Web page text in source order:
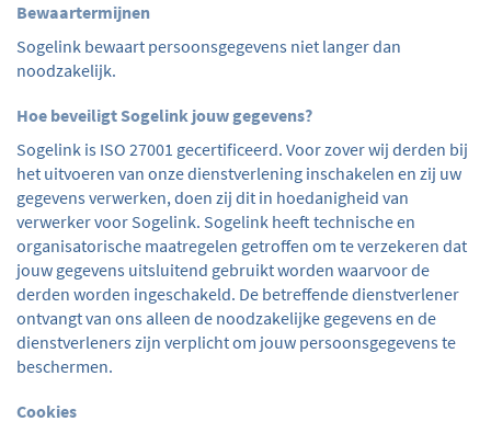
Bewaartermijnen
Sogelink bewaart persoonsgegevens niet langer dan
noodzakelijk.
Hoe beveiligt Sogelink jouw gegevens?
Sogelink is ISO 27001 gecertificeerd. Voor zover wij derden bij
het uitvoeren van onze dienstverlening inschakelen en zij uw
gegevens verwerken, doen zij dit in hoedanigheid van
verwerker voor Sogelink. Sogelink heeft technische en
organisatorische maatregelen getroffen om te verzekeren dat
jouw gegevens uitsluitend gebruikt worden waarvoor de
derden worden ingeschakeld. De betreffende dienstverlener
ontvangt van ons alleen de noodzakelijke gegevens en de
dienstverleners zijn verplicht om jouw persoonsgegevens te
beschermen.
Cookies